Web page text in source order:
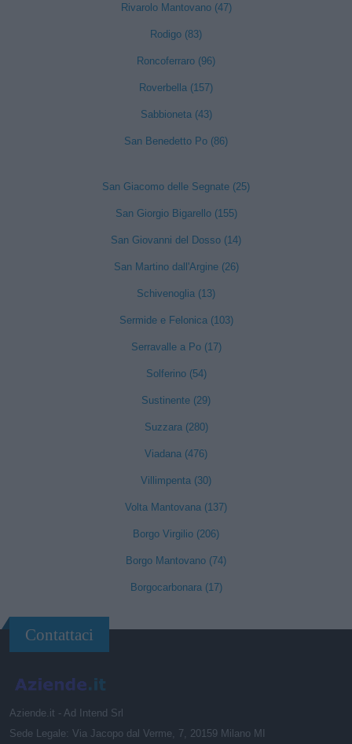
Rivarolo Mantovano (47)
Rodigo (83)
Roncoferraro (96)
Roverbella (157)
Sabbioneta (43)
San Benedetto Po (86)
San Giacomo delle Segnate (25)
San Giorgio Bigarello (155)
San Giovanni del Dosso (14)
San Martino dall'Argine (26)
Schivenoglia (13)
Sermide e Felonica (103)
Serravalle a Po (17)
Solferino (54)
Sustinente (29)
Suzzara (280)
Viadana (476)
Villimpenta (30)
Volta Mantovana (137)
Borgo Virgilio (206)
Borgo Mantovano (74)
Borgocarbonara (17)
Contattaci
Aziende.it - Ad Intend Srl
Sede Legale: Via Jacopo dal Verme, 7, 20159 Milano MI